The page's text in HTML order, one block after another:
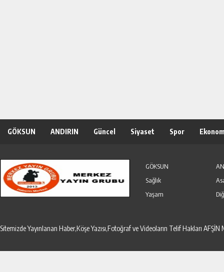
GÖKSUN ANDIRIN Güncel Siyaset Spor
GÖKSUN
Sağlık
Yaşam
Sitemizde Yayınlanan Haber,Köşe Yazısı,Fotoğraf ve Videoların Telif Hakları